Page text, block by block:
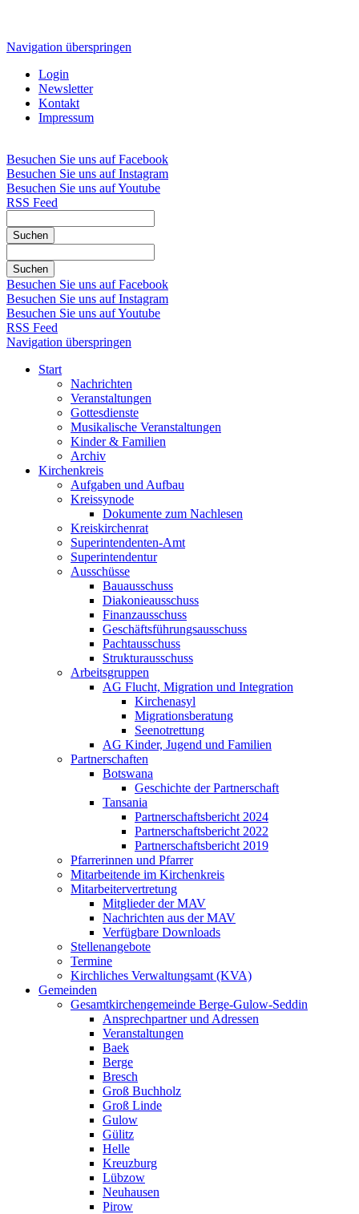
Navigation überspringen
Login
Newsletter
Kontakt
Impressum
Besuchen Sie uns auf Facebook
Besuchen Sie uns auf Instagram
Besuchen Sie uns auf Youtube
RSS Feed
Suchen
Suchen
Besuchen Sie uns auf Facebook
Besuchen Sie uns auf Instagram
Besuchen Sie uns auf Youtube
RSS Feed
Navigation überspringen
Start
Nachrichten
Veranstaltungen
Gottesdienste
Musikalische Veranstaltungen
Kinder & Familien
Archiv
Kirchenkreis
Aufgaben und Aufbau
Kreissynode
Dokumente zum Nachlesen
Kreiskirchenrat
Superintendenten-Amt
Superintendentur
Ausschüsse
Bauausschuss
Diakonieausschuss
Finanzausschuss
Geschäftsführungsausschuss
Pachtausschuss
Strukturausschuss
Arbeitsgruppen
AG Flucht, Migration und Integration
Kirchenasyl
Migrationsberatung
Seenotrettung
AG Kinder, Jugend und Familien
Partnerschaften
Botswana
Geschichte der Partnerschaft
Tansania
Partnerschaftsbericht 2024
Partnerschaftsbericht 2022
Partnerschaftsbericht 2019
Pfarrerinnen und Pfarrer
Mitarbeitende im Kirchenkreis
Mitarbeitervertretung
Mitglieder der MAV
Nachrichten aus der MAV
Verfügbare Downloads
Stellenangebote
Termine
Kirchliches Verwaltungsamt (KVA)
Gemeinden
Gesamtkirchengemeinde Berge-Gulow-Seddin
Ansprechpartner und Adressen
Veranstaltungen
Baek
Berge
Bresch
Groß Buchholz
Groß Linde
Gulow
Gülitz
Helle
Kreuzburg
Lübzow
Neuhausen
Pirow